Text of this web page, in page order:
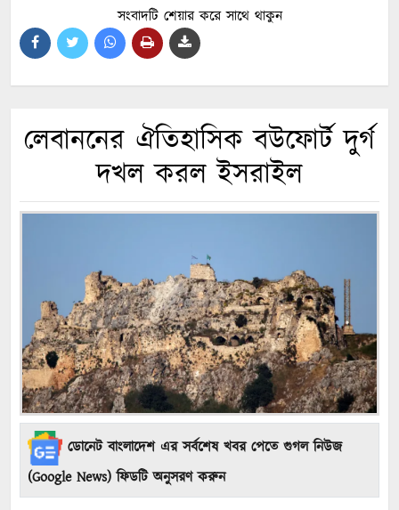
সংবাদটি শেয়ার করে সাথে থাকুন
লেবাননের ঐতিহাসিক বউফোর্ট দুর্গ
দখল করল ইসরাইল
ডোনেট বাংলাদেশ এর সর্বশেষ খবর পেতে গুগল নিউজ
(Google News) ফিডটি অনুসরণ করুন